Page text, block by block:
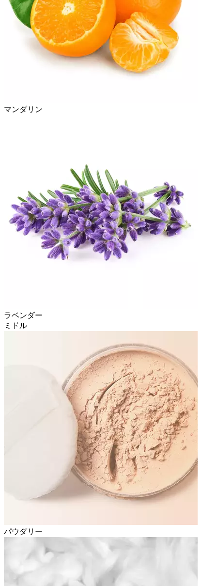
マンダリン
ラベンダー
ミドル
パウダリー